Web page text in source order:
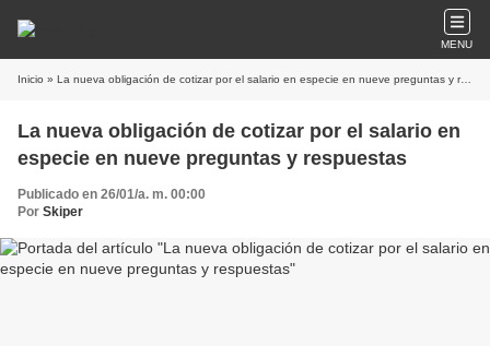
MENU
Inicio » La nueva obligación de cotizar por el salario en especie en nueve preguntas y respuestas
La nueva obligación de cotizar por el salario en
especie en nueve preguntas y respuestas
Publicado en 26/01/a. m. 00:00
Por Skiper